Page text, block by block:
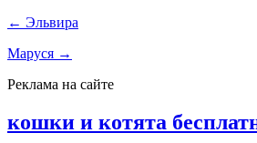
← Эльвира
Маруся →
Реклама на сайте
кошки и котята